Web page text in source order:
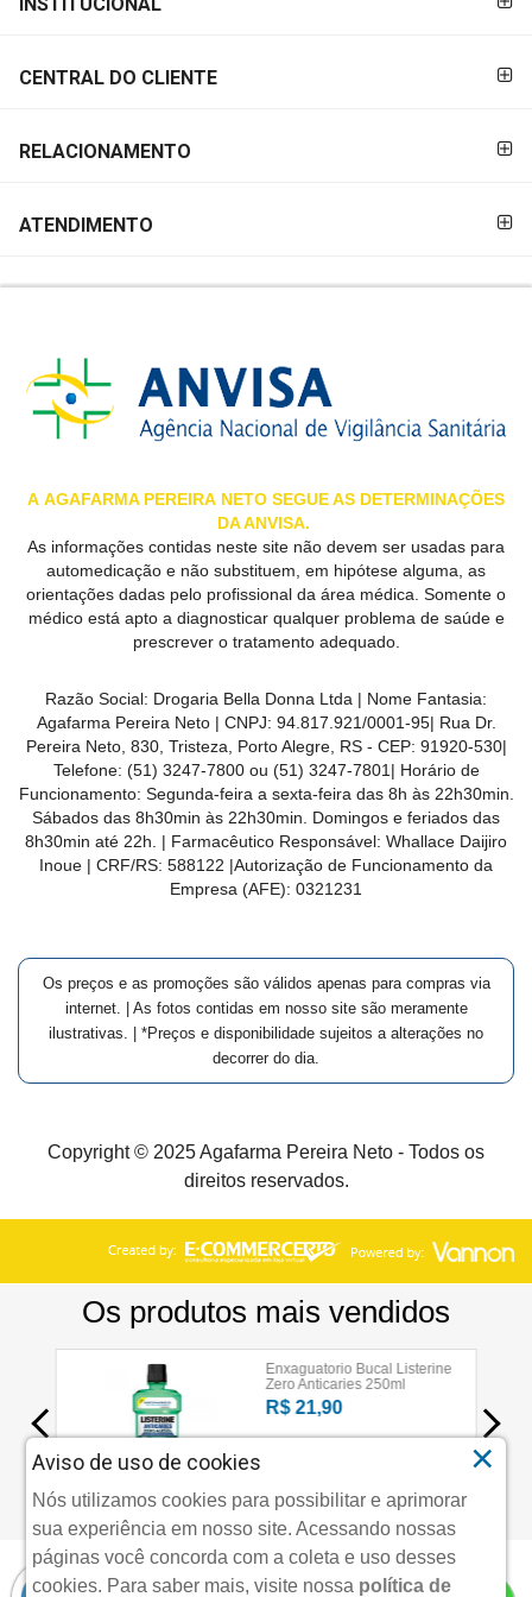
&
OFERTAS
ATENDIMENTO
LOCALIZAÇÃO
CENTRAL
DE
ATENDIMENTO
MAIS
PRÓXIMA
DO
CLIENTE
PAGAMENTO
CENTRAL DO CLIENTE
RELACIONAMENTO
ATENDIMENTO
A AGAFARMA PEREIRA NETO SEGUE AS DETERMINAÇÕES
DA ANVISA.
As informações contidas neste site não devem ser usadas para
automedicação e não substituem, em hipótese alguma, as
orientações dadas pelo profissional da área médica. Somente o
médico está apto a diagnosticar qualquer problema de saúde e
prescrever o tratamento adequado.
Razão Social: Drogaria Bella Donna Ltda | Nome Fantasia:
Agafarma Pereira Neto | CNPJ: 94.817.921/0001-95| Rua Dr.
Pereira Neto, 830, Tristeza, Porto Alegre, RS - CEP: 91920-530|
Telefone: (51) 3247-7800 ou (51) 3247-7801 | Horário de
Funcionamento: Segunda-feira a sexta-feira das 8h às 22h30min.
Sábados das 8h30min às 22h30min. Domingos e feriados das
8h30min até 22h. | Farmacêutico Responsável: Whallace Daijiro
Inoue | CRF/RS: 588122 |Autorização de Funcionamento da
Empresa (AFE): 0321231
Os preços e as promoções são válidos apenas para compras via
internet. | As fotos contidas em nosso site são meramente
ilustrativas. | *Preços e disponibilidade sujeitos a alterações no
decorrer do dia.
Copyright © 2025 Agafarma Pereira Neto - Todos os
direitos reservados.
Aviso de uso de cookies
Nós utilizamos cookies para possibilitar e aprimorar
sua experiência em nosso site. Acessando nossas
páginas você concorda com a coleta e uso desses
cookies. Para saber mais, visite nossa política de
×